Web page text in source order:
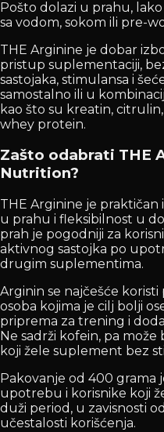
Pošto dolazi u prahu,
sa vodom, sokom ili pre-
THE Arginine je dobar
pristup suplementaciji,
sastojaka, stimulansa i
samostalno ili u
kao što su kreatin,
whey protein.
Zašto odabrati THE
Nutrition?
THE Arginine je praktičan
u prahu i fleksibilnost u
prah je pogodniji za
aktivnog sastojka po
drugim suplementima.
Arginin se najčešće
osoba kojima je cilj bolji
priprema za trening i
Ne sadrži kofein, pa
koji žele suplement bez
Pakovanje od 400 grama
upotrebu i korisnike koji
duži period, u zavisnosti
učestalosti korišćenja.